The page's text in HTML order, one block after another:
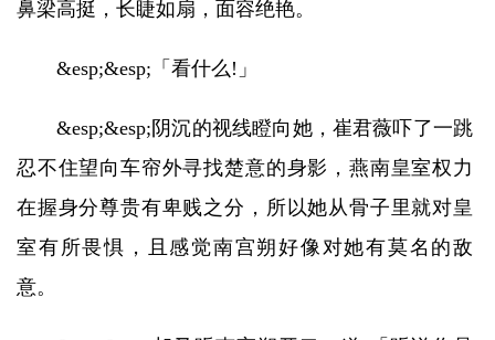
鼻梁高挺，长睫如扇，面容绝艳。
&esp;&esp;「看什么!」
&esp;&esp;阴沉的视线瞪向她，崔君薇吓了一跳
忍不住望向车帘外寻找楚意的身影，燕南皇室权力
在握身分尊贵有卑贱之分，所以她从骨子里就对皇
室有所畏惧，且感觉南宫朔好像对她有莫名的敌
意。